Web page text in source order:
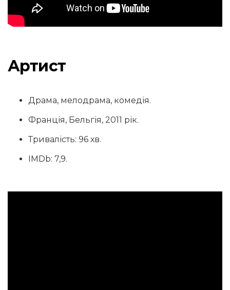
Артист
Драма, мелодрама, комедія.
Франція, Бельгія, 2011 рік.
Тривалість: 96 хв.
IMDb: 7,9.